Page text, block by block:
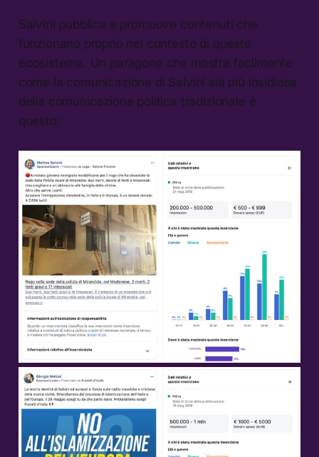
Salvini pubblica e promuove contenuti che
funzionano proprio nel contesto di questo
ecosistema. Un paragone che mostra facilmente
come la comunicazione di Salvini sia più insidiosa
della comunicazione politica tradizionale è
questo: